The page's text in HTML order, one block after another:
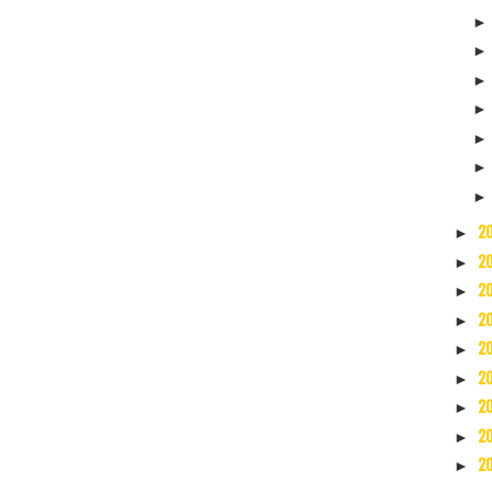
►
►
►
►
►
►
►
►
►